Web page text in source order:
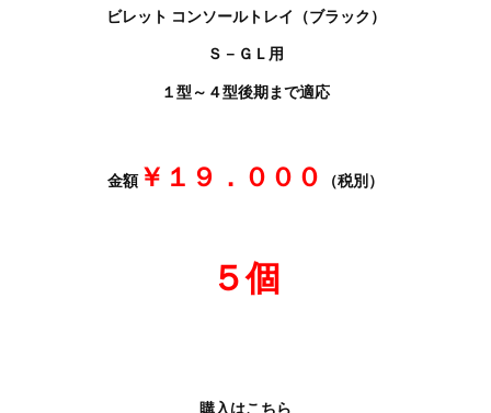
ビレット コンソールトレイ（ブラック）
Ｓ－ＧＬ用
１型～４型後期まで適応
金額￥１９．０００ （税別）
５個
購入はこちら